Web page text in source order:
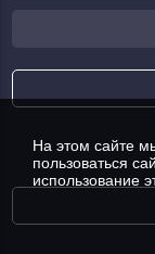
На этом сайте
пользоваться
использование